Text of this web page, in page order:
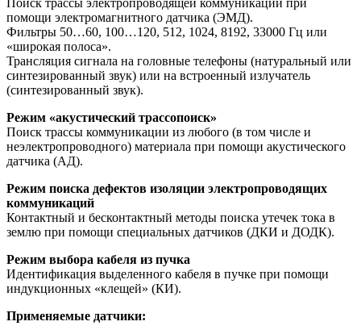
помощи электромагнитного датчика (ЭМД).
Фильтры 50…60, 100…120, 512, 1024, 8192, 33000 Гц или
«широкая полоса».
Трансляция сигнала на головные телефоны (натуральный или
синтезированный звук) или на встроенный излучатель
(синтезированный звук).
Режим «акустический трассопоиск»
Поиск трассы коммуникации из любого (в том числе и
неэлектропроводного) материала при помощи акустического
датчика (АД).
Режим поиска дефектов изоляции электропроводящих
коммуникаций
Контактный и бесконтактный методы поиска утечек тока в
землю при помощи специальных датчиков (ДКИ и ДОДК).
Режим выбора кабеля из пучка
Идентификация выделенного кабеля в пучке при помощи
индукционных «клещей» (КИ).
Применяемые датчики: